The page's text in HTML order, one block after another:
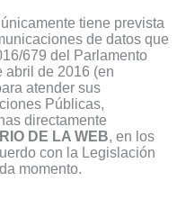
únicamente tiene prevista
de datos que
679 del Parlamento
abril de 2016 (en
atender sus
Públicas,
directamente
DE LA WEB, en los
con la Legislación
momento.